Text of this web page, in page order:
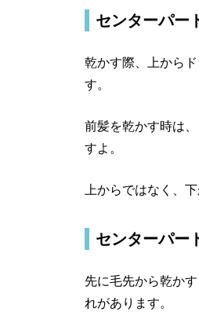
センターパー
乾かす際、上から
す。
前髪を乾かす時は
すよ。
上からではなく、
センターパー
先に毛先から乾か
れがあります。